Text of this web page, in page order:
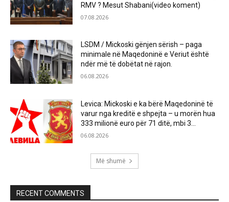
RMV ? Mesut Shabani(video koment)
07.08.2026
LSDM / Mickoski gënjen sërish – paga
minimale në Maqedoninë e Veriut është
ndër më të dobëtat në rajon.
06.08.2026
Levica: Mickoski e ka bërë Maqedoninë të
varur nga kreditë e shpejta – u morën hua
333 milionë euro për 71 ditë, mbi 3...
06.08.2026
Më shumë
RECENT COMMENTS